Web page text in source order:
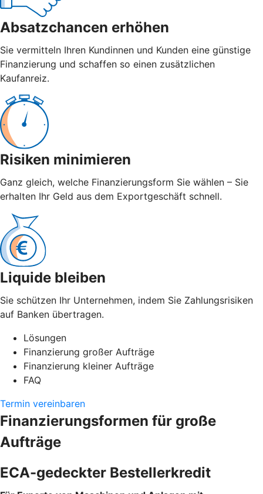
Absatzchancen erhöhen
Sie vermitteln Ihren Kundinnen und Kunden eine günstige
Finanzierung und schaffen so einen zusätzlichen
Kaufanreiz.
Risiken minimieren
Ganz gleich, welche Finanzierungsform Sie wählen – Sie
erhalten Ihr Geld aus dem Exportgeschäft schnell.
Liquide bleiben
Sie schützen Ihr Unternehmen, indem Sie Zahlungsrisiken
auf Banken übertragen.
Lösungen
Finanzierung großer Aufträge
Finanzierung kleiner Aufträge
FAQ
Termin vereinbaren
Finanzierungsformen für große
Aufträge
ECA-gedeckter Bestellerkredit